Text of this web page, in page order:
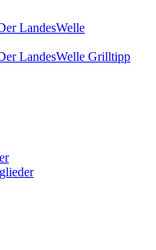
LandesWelle
LandesWelle Grilltipp